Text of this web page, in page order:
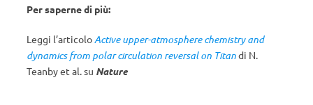
Per saperne di più:
Leggi l’articoloActive upper-atmosphere chemistry and
dynamics from polar circulation reversal on Titandi N.
Teanby et al. su Nature